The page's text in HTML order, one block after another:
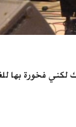
فخورة بها